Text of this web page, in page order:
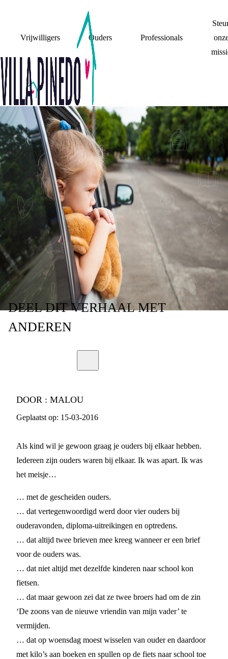
Vrijwilligers Ouders Professionals
IK WAS HET
MEISJE MET DE
GESCHEIDEN
OUDERS
DEELDIT VERHAALMET
ANDEREN
DOOR : MALOU
Geplaatst op: 15-03-2016
Als kind wil je gewoon graag je ouders bij elkaar hebben.
Iedereen zijn ouders waren bij elkaar. Ik was apart. Ik was
het meisje…
… met de gescheiden ouders.
… dat vertegenwoordigd werd door vier ouders bij
ouderavonden, diploma-uitreikingen en optredens.
… dat altijd twee brieven mee kreeg wanneer er een brief
voor de ouders was.
… dat niet altijd met dezelfde kinderen naar school kon
fietsen.
… dat maar gewoon zei dat ze twee broers had om de zin
‘De zoons van de nieuwe vriendin van mijn vader’ te
vermijden.
… dat op woensdag moest wisselen van ouder en daardoor
met kilo’s aan boeken en spullen op de fiets naar school toe